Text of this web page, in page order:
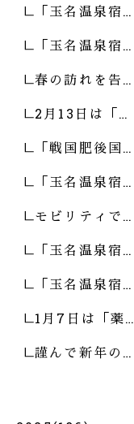
「玉名温泉宿…
「玉名温泉宿…
春の訪れを告…
2月13日は「…
「戦国肥後国…
「玉名温泉宿…
モビリティで…
「玉名温泉宿…
「玉名温泉宿…
1月7日は「薬…
謹んで新年の…